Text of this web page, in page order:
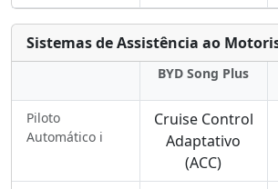
Sistemas de Assistência ao
BYD Song Plus
Piloto
Automático ℹ️
Cruise Control
Adaptativo
(ACC)